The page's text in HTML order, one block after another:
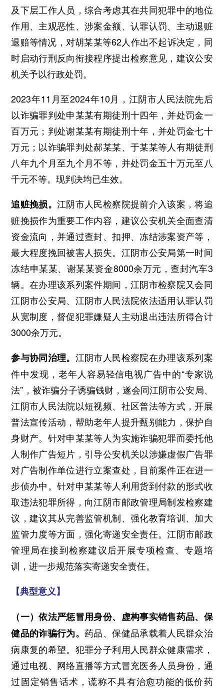
及下层工作人员，综合考虑其在共同犯罪中的地位
作用、主观恶性、涉案金额、认罪认罚、主动退赃
退赔等情况，对胡某某等62人作出不起诉决定，同
时启动行刑反向衔接程序提出检察意见，建议公安
机关予以行政处罚。
2023年11月至2024年10月，江阴市人民法院先后
以诈骗罪判处申某某有期徒刑十四年，并处罚金一
百万元；判处谢某某有期徒刑十年，并处罚金七十
万元；以诈骗罪判处郝某某、于某某等人有期徒刑
八年九个月至九个月不等，并处罚金五十万元至八
千元不等。现判决均已生效。
追赃挽损。江阴市人民检察院提前介入该案，将追
赃挽损作为重要工作内容，建议公安机关全面查清
资金流向，并通过查封、扣押、冻结涉案资产等，
最大程度挽回被害人损失。江阴市公安局第一时间
冻结申某某、谢某某资金8000余万元，查封汽车3
辆。在办理该系列案件期间，江阴市检察院又会同
江阴市公安局、江阴市人民法院依法适用认罪认罚
从宽制度，督促犯罪嫌疑人主动退出违法所得合计
3000余万元。
参与协同治理。 江阴市人民检察院在办理该系列案
件中发现，老年人容易轻信电视广告中的“专家说
法”，被诈骗分子诱骗钱财，遂会同江阴市公安局、
江阴市人民法院以短视频、社区普法等方式，开展
普法宣传活动，帮助老年人提升甄别能力，保护自
身财产。针对申某某等人为实施诈骗犯罪而委托他
人制作广告短片，引导公安机关以涉嫌虚假广告罪
对广告制作单位进行立案查处，目前案件正在进一
步侦办中。针对申某某等人利用货到付款的形式收
取违法犯罪所得，向江阴市邮政管理局制发检察建
议，建议其从完善监管机制、强化教育培训、加大
监管力度等方面，强化寄递安全责任。江阴市邮政
管理局在接到检察建议后开展专项检查、专题培
训，进一步规范落实寄递安全责任。
【典型意义】
（一）依法严惩冒用身份、虚构事实销售药品、保
健品的诈骗行为。药品、保健品承载着人民群众治
病康复的希望。犯罪分子利用人民群众健康需求，
通过电视、网络直播等方式冒充医务人员身份，通
过固定销售话术，谎称不具有治愈功能的低价药